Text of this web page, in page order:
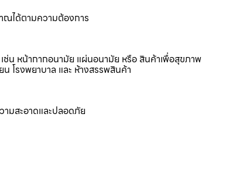
ณได้ตามความต้องการ
ช่น หน้ากากอนามัย แผ่นอนามัย หรือ สินค้าเพื่อสุขภาพ
โรงพยาบาล และ ห้างสรรพสินค้า
ามสะอาดและปลอดภัย